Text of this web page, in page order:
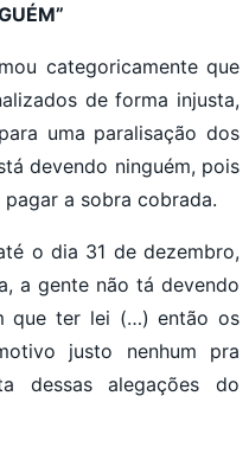
categoricamente que
de forma injusta,
uma paralisação dos
devendo ninguém, pois
a sobra cobrada.
o dia 31 de dezembro,
a gente não tá devendo
que ter lei (…) então os
justo nenhum pra
dessas alegações do